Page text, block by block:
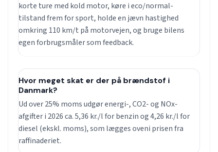
korte ture med kold motor, køre i eco/normal-
tilstand frem for sport, holde en jævn hastighed
omkring 110 km/t på motorvejen, og bruge bilens
egen forbrugsmåler som feedback.
Hvor meget skat er der på brændstof i
Danmark?
Ud over 25% moms udgør energi-, CO2- og NOx-
afgifter i 2026 ca. 5,36 kr./l for benzin og 4,26 kr./l for
diesel (ekskl. moms), som lægges oveni prisen fra
raffinaderiet.